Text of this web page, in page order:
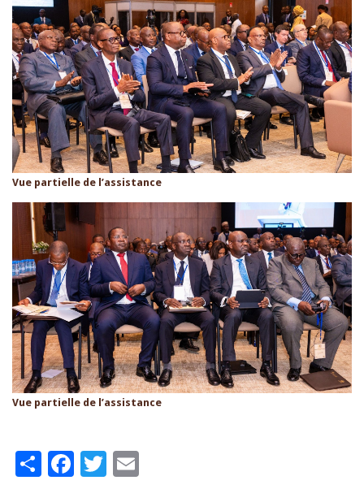
Vue partielle de l’assistance
Vue partielle de l’assistance
ShareFacebook
Twitter